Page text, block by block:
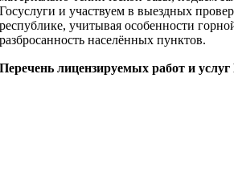
Госуслуги и участвуем в выездных
республике, учитывая особенности
разбросанность населённых пунктов.
Перечень лицензируемых работ и